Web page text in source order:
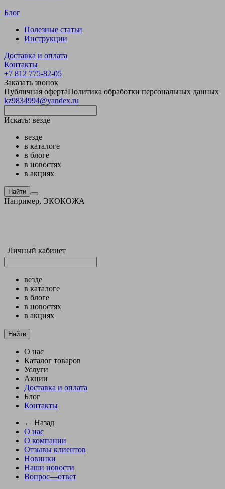
Блог
Полезные статьи
Инструкции
Доставка и оплата
Контакты
+7 812 775-82-05
Заказать звонок
Публичная офертаПолитика обработки персональных данных
kz9834994@yandex.ru
Искать: везде
везде
в каталоге
в блоге
в новостях
в акциях
Найти
Например, ЭКОКОЖА
Личный кабинет
везде
в каталоге
в блоге
в новостях
в акциях
Найти
О нас
Каталог товаров
Услуги
Акции
Доставка и оплата
Блог
Контакты
← Назад
О нас
О компании
Отзывы клиентов
Новинки
Наши новости
Вопрос—ответ